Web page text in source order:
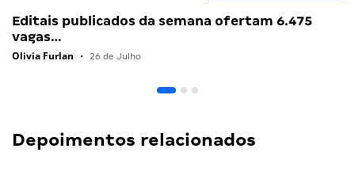
Editais publicados da semana ofertam 6.475
vagas…
Olivia Furlan • 26 de Julho
Depoimentos relacionados